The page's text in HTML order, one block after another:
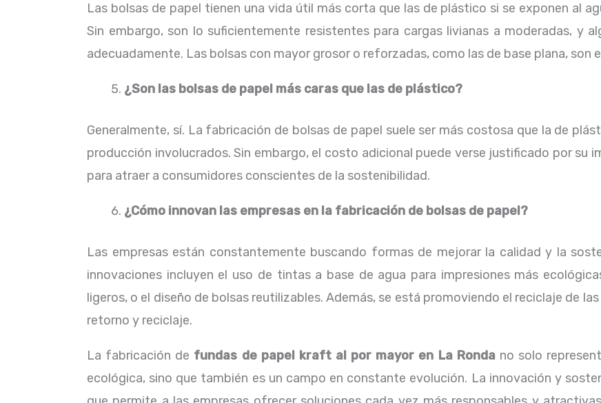
Las bolsas de papel tienen una vida útil más corta que las de plástico si se exponen al
Sin embargo, son lo suficientemente resistentes para cargas livianas a moderadas, y
adecuadamente. Las bolsas con mayor grosor o reforzadas, como las de base plana, son
¿Son las bolsas de papel más caras que las de plástico?
Generalmente, sí. La fabricación de bolsas de papel suele ser más costosa que la de
producción involucrados. Sin embargo, el costo adicional puede verse justificado por su
para atraer a consumidores conscientes de la sostenibilidad.
¿Cómo innovan las empresas en la fabricación de bolsas de papel?
Las empresas están constantemente buscando formas de mejorar la calidad y la
innovaciones incluyen el uso de tintas a base de agua para impresiones más
ligeros, o el diseño de bolsas reutilizables. Además, se está promoviendo el reciclaje de
retorno y reciclaje.
La fabricación de fundas de papel kraft al por mayor en La Ronda no solo
ecológica, sino que también es un campo en constante evolución. La innovación y